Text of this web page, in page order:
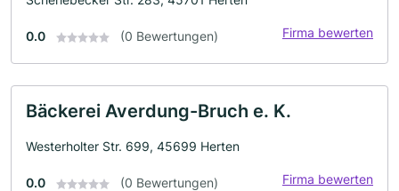
0.0 (0 Bewertungen) Firma bewerten
Bäckerei Averdung-Bruch e. K.
Westerholter Str. 699, 45699 Herten
0.0 (0 Bewertungen) Firma bewerten